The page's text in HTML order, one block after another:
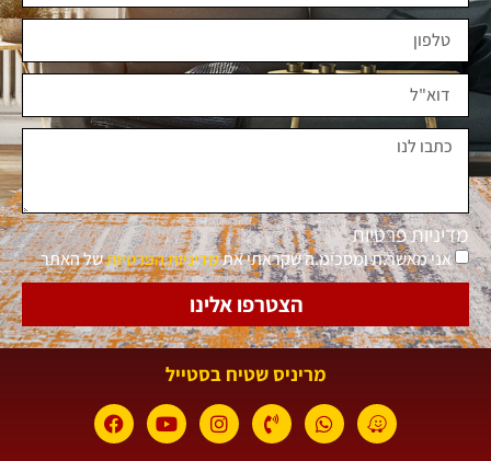
מדיניות פרטיות
אני מאשר.ת ומסכימ.ה שקראתי אתמדיניות הפרטיותשל האתר
הצטרפו אלינו
מריניס שטיח בסטייל